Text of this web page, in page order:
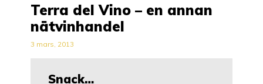
Snack…
Terra del Vino – en annan
nätvinhandel
3 mars, 2013